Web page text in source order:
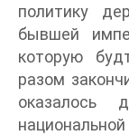
политику
бывшей
которую
разом
оказалось
национальной